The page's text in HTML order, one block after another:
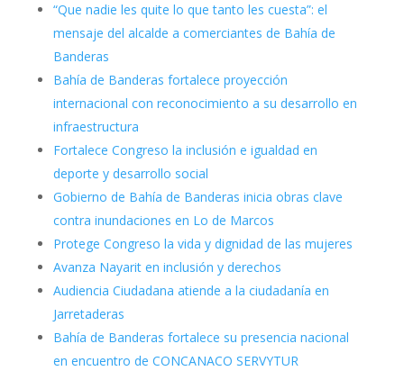
“Que nadie les quite lo que tanto les cuesta”: el
mensaje del alcalde a comerciantes de Bahía de
Banderas
Bahía de Banderas fortalece proyección
internacional con reconocimiento a su desarrollo en
infraestructura
Fortalece Congreso la inclusión e igualdad en
deporte y desarrollo social
Gobierno de Bahía de Banderas inicia obras clave
contra inundaciones en Lo de Marcos
Protege Congreso la vida y dignidad de las mujeres
Avanza Nayarit en inclusión y derechos
Audiencia Ciudadana atiende a la ciudadanía en
Jarretaderas
Bahía de Banderas fortalece su presencia nacional
en encuentro de CONCANACO SERVYTUR